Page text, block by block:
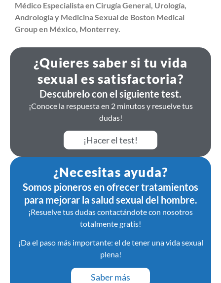
Médico Especialista en Cirugía General, Urología,
Andrología y Medicina Sexual de Boston Medical
Group en México, Monterrey.
¿Quieres saber si tu vida
sexual es satisfactoria?
Descubrelo con el siguiente test.
¡Conoce la respuesta en 2 minutos y resuelve tus
dudas!
¡Hacer el test!
¿Necesitas ayuda?
Somos pioneros en ofrecer tratamientos
para mejorar la salud sexual del hombre.
¡Resuelve tus dudas contactándote con nosotros
totalmente gratis!
¡Da el paso más importante: el de tener una vida sexual
plena!
Saber más